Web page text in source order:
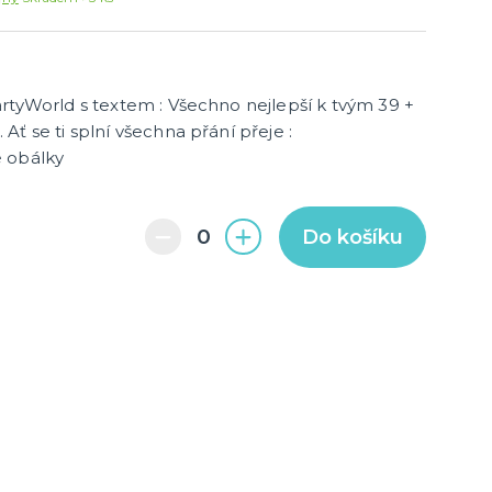
Nové kostýmy a doplňky
s textem : Všechno nejlepší k tvým 39 +
se ti splní všechna přání přeje :
obálky
Do košíku